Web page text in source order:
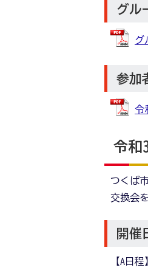
グル
グ
参加
令
令和
つくば
交換会
開催
【A日